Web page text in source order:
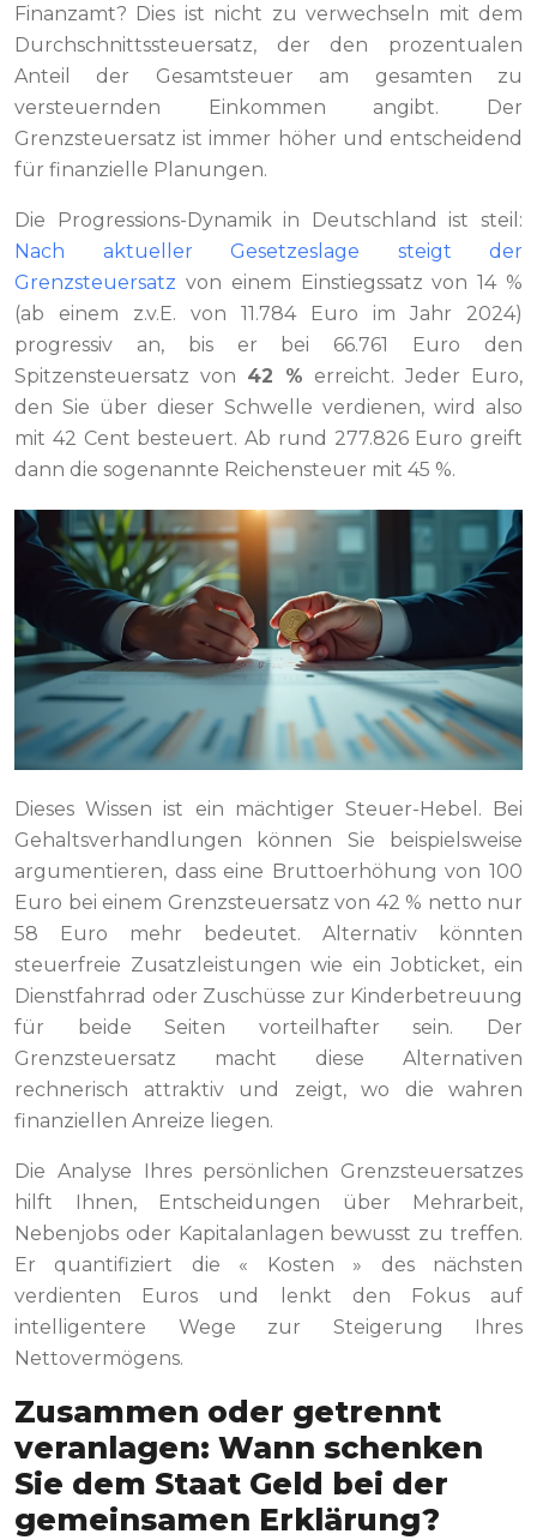
Finanzamt? Dies ist nicht zu verwechseln mit dem
Durchschnittssteuersatz, der den prozentualen
Anteil der Gesamtsteuer am gesamten zu
versteuernden Einkommen angibt. Der
Grenzsteuersatz ist immer höher und entscheidend
für finanzielle Planungen.
Die Progressions-Dynamik in Deutschland ist steil:
Nach aktueller Gesetzeslage steigt der
Grenzsteuersatz von einem Einstiegssatz von 14 %
(ab einem z.v.E. von 11.784 Euro im Jahr 2024)
progressiv an, bis er bei 66.761 Euro den
Spitzensteuersatz von 42 % erreicht. Jeder Euro,
den Sie über dieser Schwelle verdienen, wird also
mit 42 Cent besteuert. Ab rund 277.826 Euro greift
dann die sogenannte Reichensteuer mit 45 %.
Dieses Wissen ist ein mächtiger Steuer-Hebel. Bei
Gehaltsverhandlungen können Sie beispielsweise
argumentieren, dass eine Bruttoerhöhung von 100
Euro bei einem Grenzsteuersatz von 42 % netto nur
58 Euro mehr bedeutet. Alternativ könnten
steuerfreie Zusatzleistungen wie ein Jobticket, ein
Dienstfahrrad oder Zuschüsse zur Kinderbetreuung
für beide Seiten vorteilhafter sein. Der
Grenzsteuersatz macht diese Alternativen
rechnerisch attraktiv und zeigt, wo die wahren
finanziellen Anreize liegen.
Die Analyse Ihres persönlichen Grenzsteuersatzes
hilft Ihnen, Entscheidungen über Mehrarbeit,
Nebenjobs oder Kapitalanlagen bewusst zu treffen.
Er quantifiziert die « Kosten » des nächsten
verdienten Euros und lenkt den Fokus auf
intelligentere Wege zur Steigerung Ihres
Nettovermögens.
Zusammen oder getrennt
veranlagen: Wann schenken
Sie dem Staat Geld bei der
gemeinsamen Erklärung?